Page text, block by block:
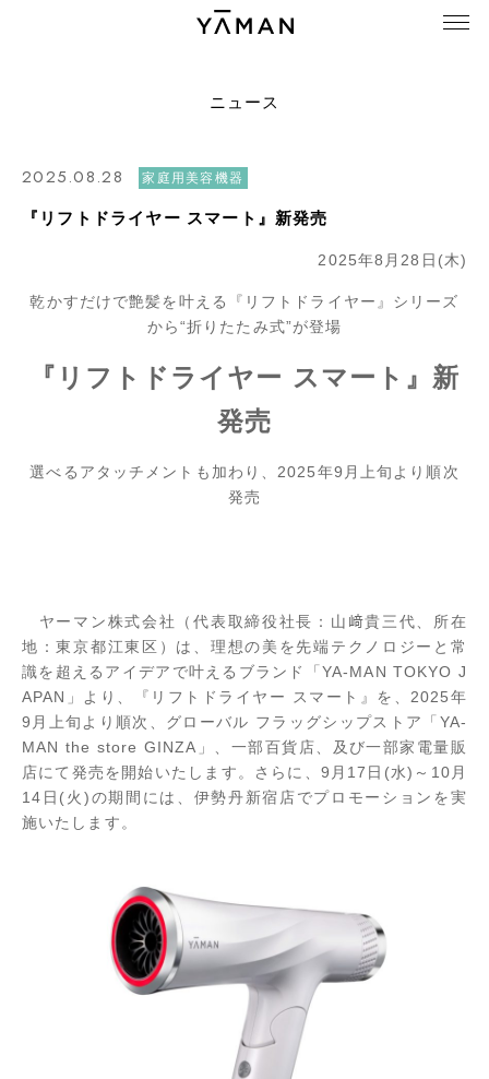
ニュース
2025.08.28 家庭用美容機器
『リフトドライヤー スマート』新発売
2025年8月28日(木)
乾かすだけで艶髪を叶える『リフトドライヤー』シリーズ
から“折りたたみ式”が登場
『リフトドライヤー スマート』新
発売
選べるアタッチメントも加わり、2025年9月上旬より順次
発売
ヤーマン株式会社（代表取締役社長：山﨑貴三代、所在
地：東京都江東区）は、理想の美を先端テクノロジーと常
識を超えるアイデアで叶えるブランド「YA-MAN TOKYO J
APAN」より、『リフトドライヤー スマート』を、2025年
9月上旬より順次、グローバル フラッグシップストア「YA-
MAN the store GINZA」、一部百貨店、及び一部家電量販
店にて発売を開始いたします。さらに、9月17日(水)～10月
14日(火)の期間には、伊勢丹新宿店でプロモーションを実
施いたします。